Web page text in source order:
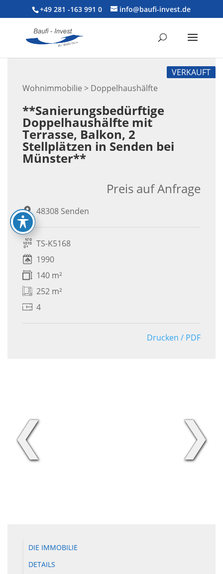
+49 281 -163 991 0 info@baufi-invest.de
Wohnimmobilie > Doppelhaushälfte
VERKAUFT
**Sanierungsbedürftige
Doppelhaushälfte mit
Terrasse, Balkon, 2
Stellplätzen in Senden bei
Münster**
48308 Senden
Preis auf Anfrage
TS-K5168
1990
140 m²
252 m²
4
Drucken / PDF
❮ ❯
DIE IMMOBILIE
DETAILS